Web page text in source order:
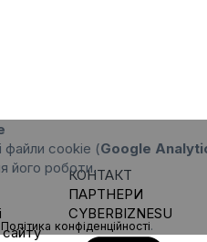
файли cookie (Google
його роботи.
Політика конфіденційності.
КОНТАКТ
ПАРТНЕРИ
CYBERBIZNESU